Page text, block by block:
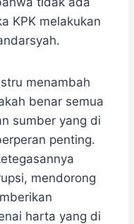
KPK melakukan
menambah
benar semua
sumber yang di
penting.
mendorong
harta yang di